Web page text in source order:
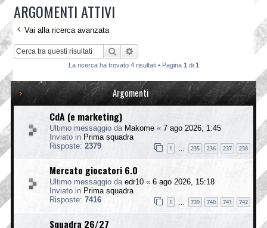
ARGOMENTI ATTIVI
Vai alla ricerca avanzata
Cerca
La ricerca ha trovato 4 risultati • Pagina 1 di 1
Argomenti
CdA (e marketing)
Ultimo messaggio da Makome « 7 ago 2026, 1:45
Inviato in Prima squadra
Risposte: 2379 1 235 236 237 238
Mercato giocatori 6.0
Ultimo messaggio da edr10 « 6 ago 2026, 15:18
Inviato in Prima squadra
Risposte: 7416 1 739 740 741 742
Squadra 26/27